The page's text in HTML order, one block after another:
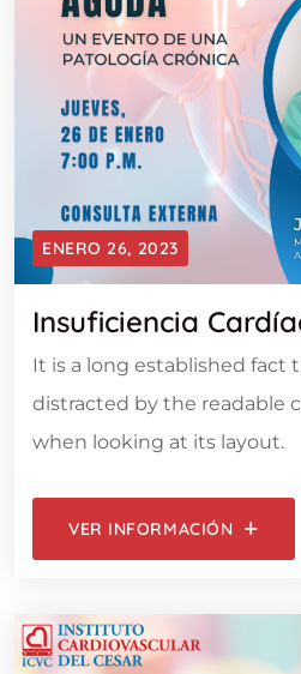
ENERO 26, 2023
Insuficiencia
It is a long established fact
distracted by the readable
when looking at its layout.
VER INFORMACIÓN